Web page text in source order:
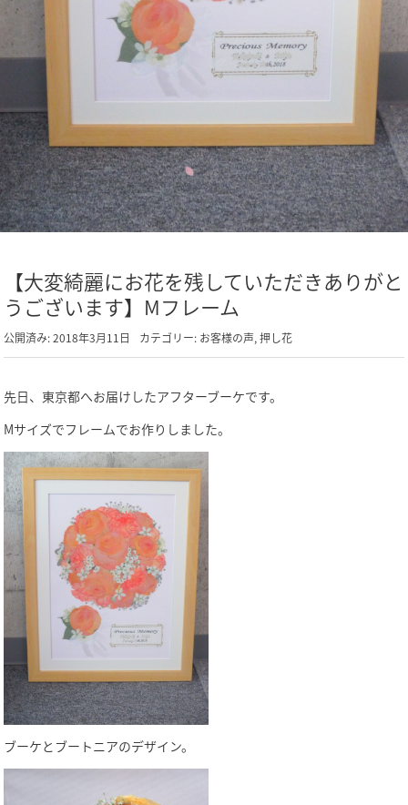
【大変綺麗にお花を残していただきありがと
うございます】Mフレーム
公開済み: 2018年3月11日 カテゴリー: お客様の声,押し花
先日、東京都へお届けしたアフターブーケです。
Mサイズでフレームでお作りしました。
ブーケとブートニアのデザイン。